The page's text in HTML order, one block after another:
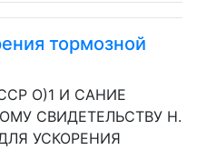
тормозной
О)1 И САНИЕ
СВИДЕТЕЛЬСТВУ H.
УСКОРЕНИЯ